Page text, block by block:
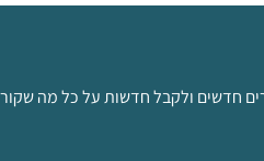
חדשים ולקבל חדשות על כל מה